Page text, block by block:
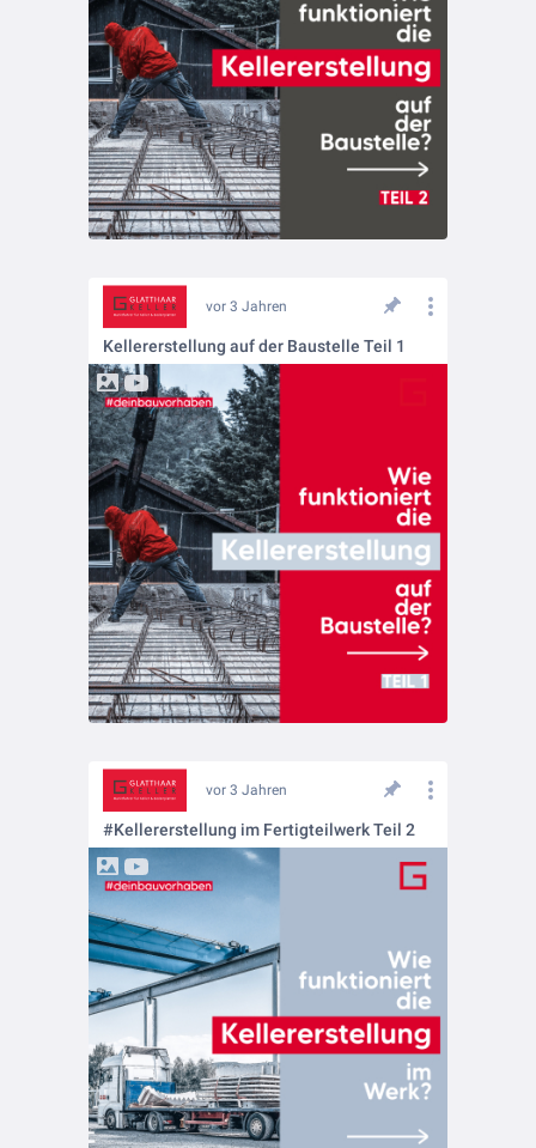
vor 3 Jahren
Kellererstellung auf der Baustelle Teil 1
vor 3 Jahren
#Kellererstellung im Fertigteilwerk Teil 2